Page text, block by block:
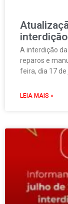
A interdição
reparos e
feira, dia 17 de
LEIA MAIS »